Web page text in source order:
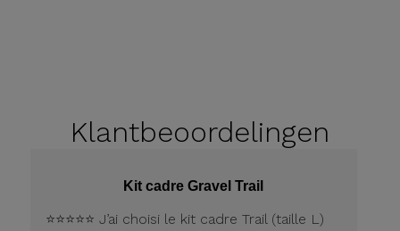
Klantbeoordelingen
Kit cadre Gravel Trail
⭐️⭐️⭐️⭐️⭐️ J’ai choisi le kit cadre Trail (taille L)